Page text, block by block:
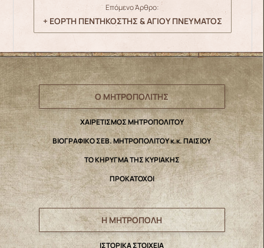
Επόμενο Άρθρο:
+ ΕΟΡΤΗ ΠΕΝΤΗΚΟΣΤΗΣ & ΑΓΙΟΥ ΠΝΕΥΜΑΤΟΣ
Ο ΜΗΤΡΟΠΟΛΙΤΗΣ
ΧΑΙΡΕΤΙΣΜΟΣ ΜΗΤΡΟΠΟΛΙΤΟΥ
ΒΙΟΓΡΑΦΙΚΟ ΣΕΒ. ΜΗΤΡΟΠΟΛΙΤΟΥ κ.κ. ΠΑΙΣΙΟΥ
ΤΟ ΚΗΡΥΓΜΑ ΤΗΣ ΚΥΡΙΑΚΗΣ
ΠΡΟΚΑΤΟΧΟΙ
Η ΜΗΤΡΟΠΟΛΗ
IΣΤΟΡΙΚΑ ΣΤΟΙΧΕΙΑ